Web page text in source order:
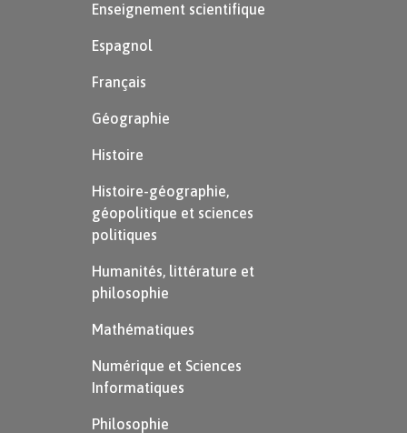
Enseignement scientifique
Espagnol
Français
Géographie
Histoire
Histoire-géographie,
géopolitique et sciences
politiques
Humanités, littérature et
philosophie
Mathématiques
Numérique et Sciences
Informatiques
Philosophie